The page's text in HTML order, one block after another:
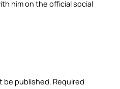
him on the official social
be published. Required